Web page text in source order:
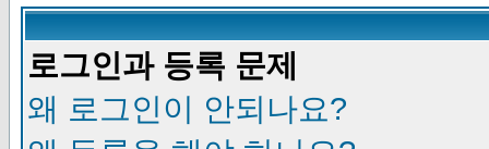
로그인과 등록 문제
왜 로그인이 안되나요?